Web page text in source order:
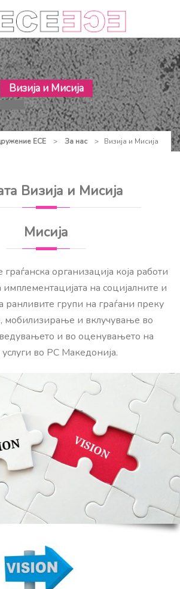
Визија и Мисија
ЕСЕ > За нас > Визија и Мисија
Визија и Мисија
Мисија
организација која работи
на социјалните и
ранливите групи на граѓани преку
мобилизирање и вклучување во
и во оценувањето на
во РС Македонија.